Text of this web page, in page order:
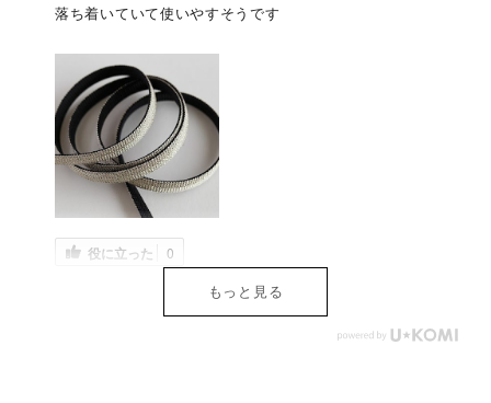
落ち着いていて使いやすそうです
役に立った 0
もっと見る